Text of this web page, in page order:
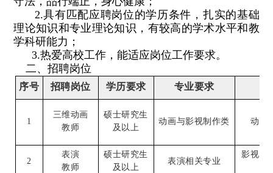
2.具有匹配应聘岗位的学历条件，扎实的基础
理论知识和专业理论知识，有较高的学术水平和教
学科研能力；
3.热爱高校工作，能适应岗位工作要求。
二、招聘岗位
序号 招聘岗位 学历要求 专业要求
1
三维动画
教师
硕士研究生
及以上
动画与影视制作类 动画
2
表演
教师
硕士研究生
及以上
表演相关专业
影视